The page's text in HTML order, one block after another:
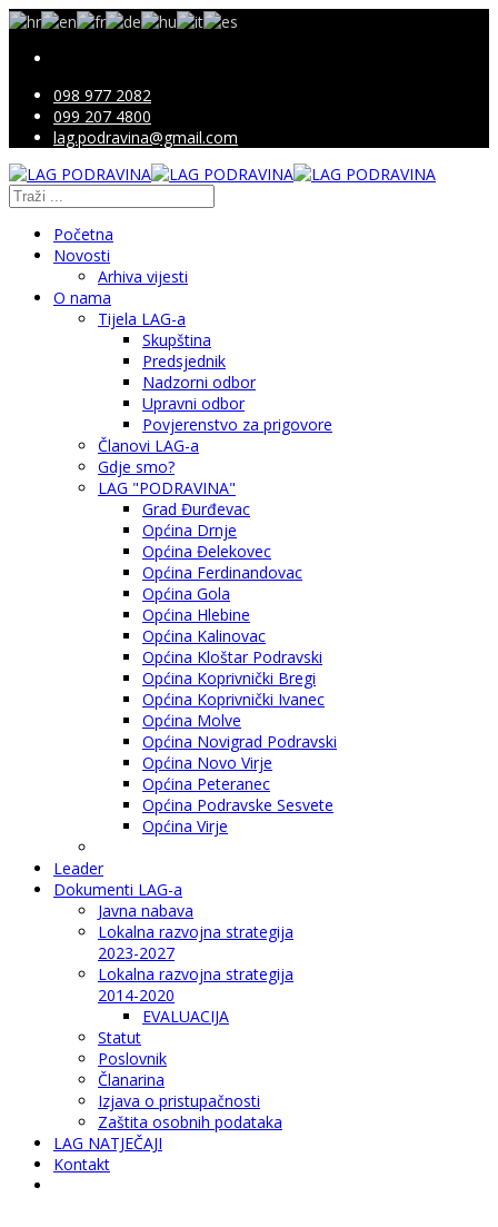
098 977 2082
099 207 4800
lag.podravina@gmail.com
Početna
Novosti
Arhiva vijesti
O nama
Tijela LAG-a
Skupština
Predsjednik
Nadzorni odbor
Upravni odbor
Povjerenstvo za prigovore
Članovi LAG-a
Gdje smo?
LAG "PODRAVINA"
Grad Đurđevac
Općina Drnje
Općina Đelekovec
Općina Ferdinandovac
Općina Gola
Općina Hlebine
Općina Kalinovac
Općina Kloštar Podravski
Općina Koprivnički Bregi
Općina Koprivnički Ivanec
Općina Molve
Općina Novigrad Podravski
Općina Novo Virje
Općina Peteranec
Općina Podravske Sesvete
Općina Virje
Leader
Dokumenti LAG-a
Javna nabava
Lokalna razvojna strategija
2023-2027
Lokalna razvojna strategija
2014-2020
EVALUACIJA
Statut
Poslovnik
Članarina
Izjava o pristupačnosti
Zaštita osobnih podataka
LAG NATJEČAJI
Kontakt